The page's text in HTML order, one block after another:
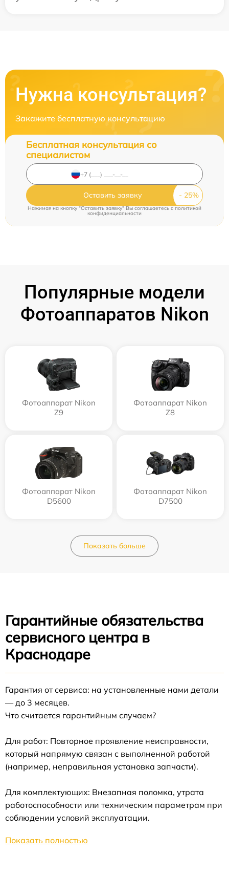
Нужна консультация?
Закажите бесплатную консультацию
Бесплатная консультация со
специалистом
Оставить заявку
Нажимая на кнопку "Оставить заявку" Вы соглашаетесь cполитикой
конфиденциальности
Популярные модели
Фотоаппаратов Nikon
Фотоаппарат Nikon
Z9
Фотоаппарат Nikon
Z8
Фотоаппарат Nikon
D5600
Фотоаппарат Nikon
D7500
Показать больше
Гарантийные обязательства
сервисного центра в
Краснодаре
Гарантия от сервиса: на установленные нами детали
— до 3 месяцев.
Что считается гарантийным случаем?
Для работ: Повторное проявление неисправности,
который напрямую связан с выполненной работой
(например, неправильная установка запчасти).
Для комплектующих: Внезапная поломка, утрата
работоспособности или техническим параметрам при
соблюдении условий эксплуатации.
Показать полностью